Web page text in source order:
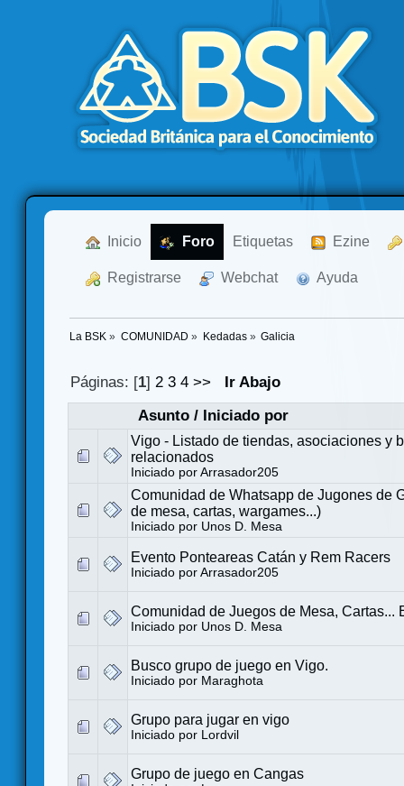
Inicio Foro Etiquetas Ezine
Registrarse Webchat Ayuda
La BSK » COMUNIDAD » Kedadas» Galicia
Páginas: [1]2 3 4 >>
Ir Abajo
Asunto/ Iniciado por
Vigo - Listado de tiendas, asociaciones y
relacionados
Iniciado por Arrasador205
Comunidad de Whatsapp de Jugones de
de mesa, cartas, wargames...)
Iniciado por Unos D. Mesa
Evento Ponteareas Catán y Rem Racers
Iniciado por Arrasador205
Comunidad de Juegos de Mesa, Cartas...
Iniciado por Unos D. Mesa
Busco grupo de juego en Vigo.
Iniciado por Maraghota
Grupo para jugar en vigo
Iniciado por Lordvil
Grupo de juego en Cangas